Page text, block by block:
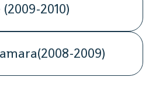
2010)
2009)